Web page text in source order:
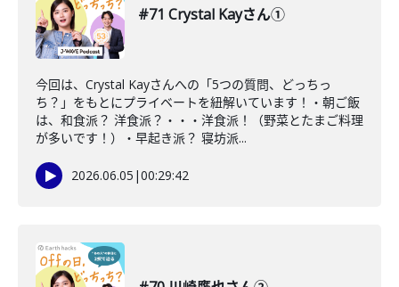
#71 Crystal Kayさん①
今回は、Crystal Kayさんへの「5つの質問、どっちっ
ち？」をもとにプライベートを紐解いています！・朝ご飯
は、和食派？ 洋食派？・・・洋食派！（野菜とたまご料理
が多いです！）・早起き派？ 寝坊派...
2026.06.05 |00:29:42